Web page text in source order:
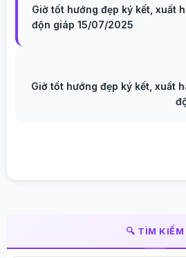
Giờ tốt hướng đẹp ký kết, xuất
độn giáp 15/07/2025
Giờ tốt hướng đẹp ký kết, xuất
🔍 TÌM KIẾM